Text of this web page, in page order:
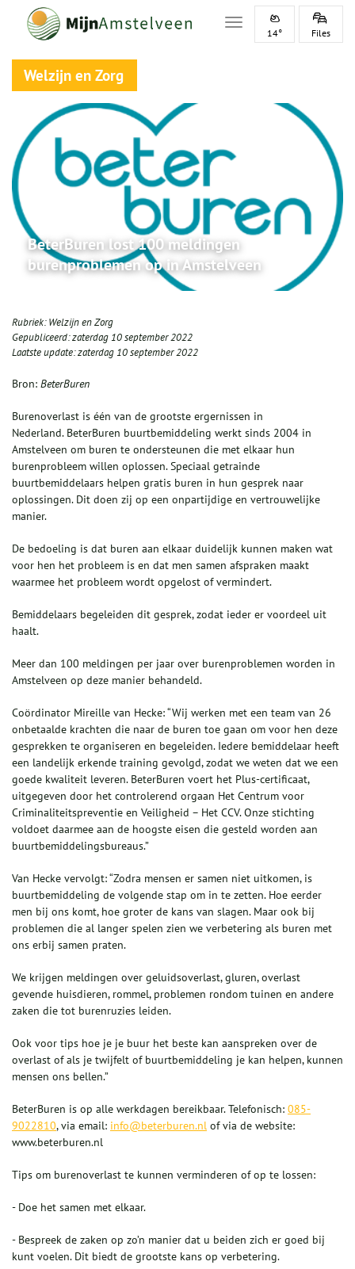
Toggle navigation
14° Files
Welzijn en Zorg
BeterBuren lost 100 meldingen
burenproblemen op in Amstelveen
Rubriek:Welzijn en Zorg
Gepubliceerd:zaterdag 10 september 2022
Laatste update:zaterdag 10 september 2022
Bron: BeterBuren
Burenoverlast is één van de grootste ergernissen in
Nederland. BeterBuren buurtbemiddeling werkt sinds 2004 in
Amstelveen om buren te ondersteunen die met elkaar hun
burenprobleem willen oplossen. Speciaal getrainde
buurtbemiddelaars helpen gratis buren in hun gesprek naar
oplossingen. Dit doen zij op een onpartijdige en vertrouwelijke
manier.
De bedoeling is dat buren aan elkaar duidelijk kunnen maken wat
voor hen het probleem is en dat men samen afspraken maakt
waarmee het probleem wordt opgelost of vermindert.
Bemiddelaars begeleiden dit gesprek, zodat ieder er voordeel uit
haalt.
Meer dan 100 meldingen per jaar over burenproblemen worden in
Amstelveen op deze manier behandeld.
Coördinator Mireille van Hecke: “Wij werken met een team van 26
onbetaalde krachten die naar de buren toe gaan om voor hen deze
gesprekken te organiseren en begeleiden. Iedere bemiddelaar heeft
een landelijk erkende training gevolgd, zodat we weten dat we een
goede kwaliteit leveren. BeterBuren voert het Plus-certificaat,
uitgegeven door het controlerend orgaan Het Centrum voor
Criminaliteitspreventie en Veiligheid – Het CCV. Onze stichting
voldoet daarmee aan de hoogste eisen die gesteld worden aan
buurtbemiddelingsbureaus.”
Van Hecke vervolgt: “Zodra mensen er samen niet uitkomen, is
buurtbemiddeling de volgende stap om in te zetten. Hoe eerder
men bij ons komt, hoe groter de kans van slagen. Maar ook bij
problemen die al langer spelen zien we verbetering als buren met
ons erbij samen praten.
We krijgen meldingen over geluidsoverlast, gluren, overlast
gevende huisdieren, rommel, problemen rondom tuinen en andere
zaken die tot burenruzies leiden.
Ook voor tips hoe je je buur het beste kan aanspreken over de
overlast of als je twijfelt of buurtbemiddeling je kan helpen, kunnen
mensen ons bellen.”
BeterBuren is op alle werkdagen bereikbaar. Telefonisch: 085-
9022810, via email: info@beterburen.nl of via de website:
www.beterburen.nl
Tips om burenoverlast te kunnen verminderen of op te lossen:
- Doe het samen met elkaar.
- Bespreek de zaken op zo’n manier dat u beiden zich er goed bij
kunt voelen. Dit biedt de grootste kans op verbetering.